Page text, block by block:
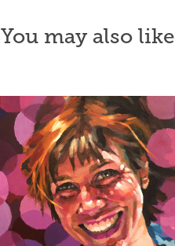
You may also like